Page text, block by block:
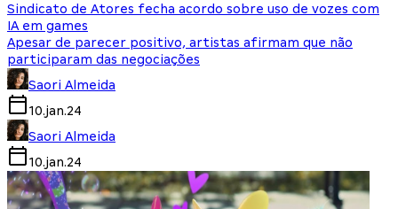
Sindicato de Atores fecha acordo sobre uso de vozes com
IA em games
Apesar de parecer positivo, artistas afirmam que não
participaram das negociações
Saori Almeida
10.jan.24
Saori Almeida
10.jan.24